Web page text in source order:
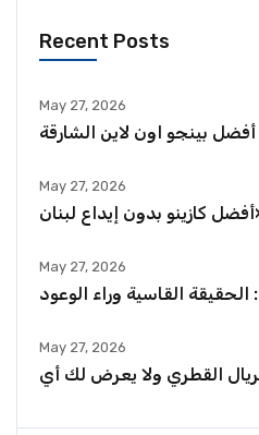
Recent Posts
May 27, 2026
May 27, 2026
May 27, 2026
الحقيقة القاسية وراء الوعود
May 27, 2026
القطري ولا يعرض لك أي